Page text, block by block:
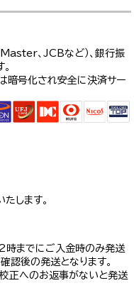
Master、JCBなど）、銀行振
暗号化され安全に決済サー
します。
時までにご入金時のみ発送
認後の発送となります。
正へのお返事がないと発送